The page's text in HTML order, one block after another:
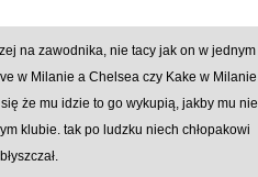
na zawodnika, nie tacy jak on w jednym
w Milanie a Chelsea czy Kake w Milanie
że mu idzie to go wykupią, jakby mu nie
klubie. tak po ludzku niech chłopakowi